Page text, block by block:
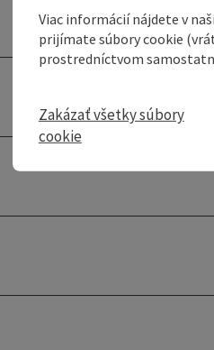
Viac informácií nájdete v
prijímate súbory cookie
prostredníctvom
Zakázať všetky súbory
cookie